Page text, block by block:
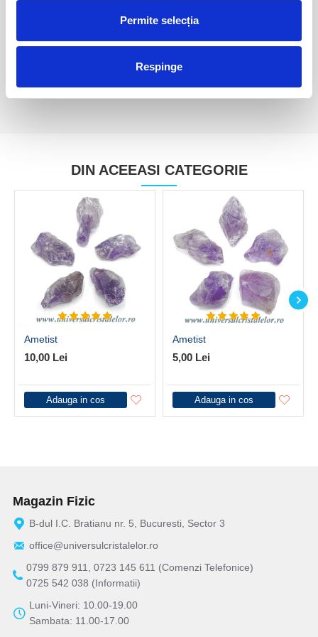
Permite selecția
Respinge
Pandantiv ametist
10,00 Lei
Pandantiv ametist
40,00 Lei
DIN ACEEASI CATEGORIE
Ametist
10,00 Lei
Adauga in cos
Ametist
5,00 Lei
Adauga in cos
Magazin Fizic
B-dul I.C. Bratianu nr. 5, Bucuresti, Sector 3
office@universulcristalelor.ro
0799 879 911, 0723 145 611 (Comenzi Telefonice)
0725 542 038 (Informatii)
Luni-Vineri: 10.00-19.00
Sambata: 11.00-17.00